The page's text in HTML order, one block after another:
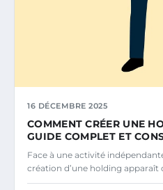
16 DÉCEMBRE 2025
COMMENT CRÉER UNE
GUIDE COMPLET ET
Face à une activité
création d’une holding apparaît